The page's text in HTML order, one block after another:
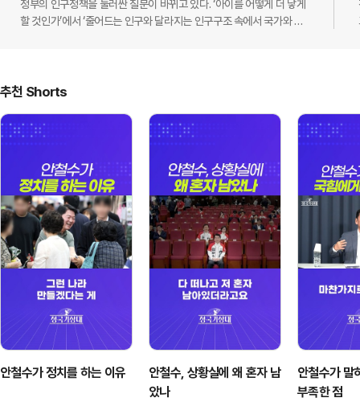
정부의 인구정책을 둘러싼 질문이 바뀌고 있다. ‘아이를 어떻게 더 낳게
할 것인가’에서 ‘줄어드는 인구와 달라지는 인구구조 속에서 국가와 사
역별 인구 불균형과 다양한 가구 형태, 국가 간 인구 이동 등 인구구조
어난다.필요한 전환이다. 인구 감소의 영향은 이미 출산과 …
추천 Shorts
안철수가 정치를 하는 이유
안철수, 상황실에 왜 혼자 남
았나
안철수가 말
부족한 점